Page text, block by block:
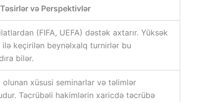
Təsirlər və Perspektivlər
(FIFA, UEFA) dəstək axtarır. Yüksək
ilə keçirilən beynəlxalq turnirlər bu
bilər.
xüsusi seminarlar və təlimlər
Təcrübəli hakimlərin xaricdə təcrübə